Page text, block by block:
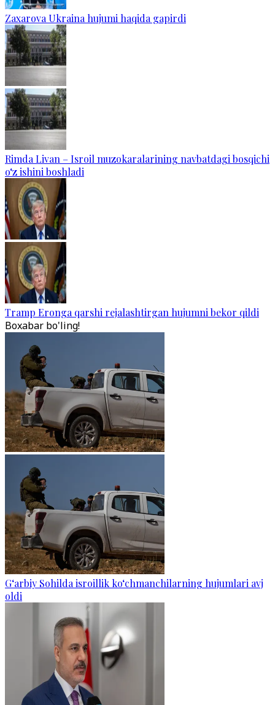
Zaxarova Ukraina hujumi haqida gapirdi
Rimda Livan – Isroil muzokaralarining navbatdagi bosqichi
o‘z ishini boshladi
Tramp Eronga qarshi rejalashtirgan hujumni bekor qildi
Boxabar bo'ling!
G‘arbiy Sohilda isroillik ko‘chmanchilarning hujumlari avj
oldi